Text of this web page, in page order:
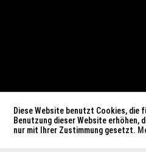
Diese Website benutzt Cookies,
Benutzung dieser Website erhöhen,
nur mit Ihrer Zustimmung gesetzt.